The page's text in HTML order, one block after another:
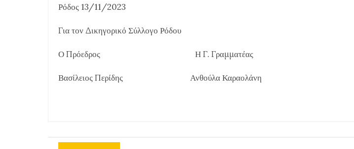
Ρόδος 13/11/2023
Για τον Δικηγορικό Σύλλογο Ρόδου
Ο Πρόεδρος Η Γ. Γραμματέας
Βασίλειος Περίδης Ανθούλα Καραολάνη